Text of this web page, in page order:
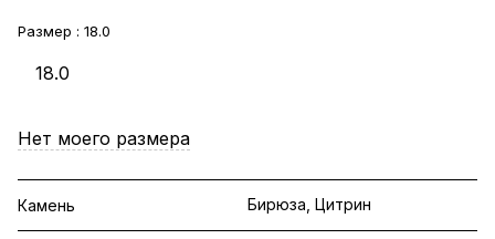
Размер : 18.0
18.0
Нет моего размера
Камень Бирюза, Цитрин